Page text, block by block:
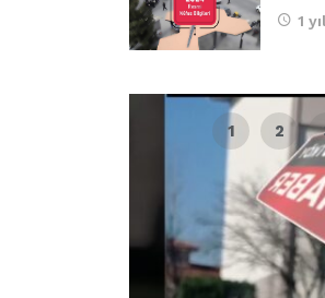
1